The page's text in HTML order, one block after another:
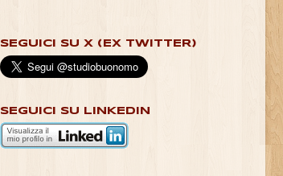
SEGUICI SU X (EX TWITTER)
SEGUICI SU LINKEDIN